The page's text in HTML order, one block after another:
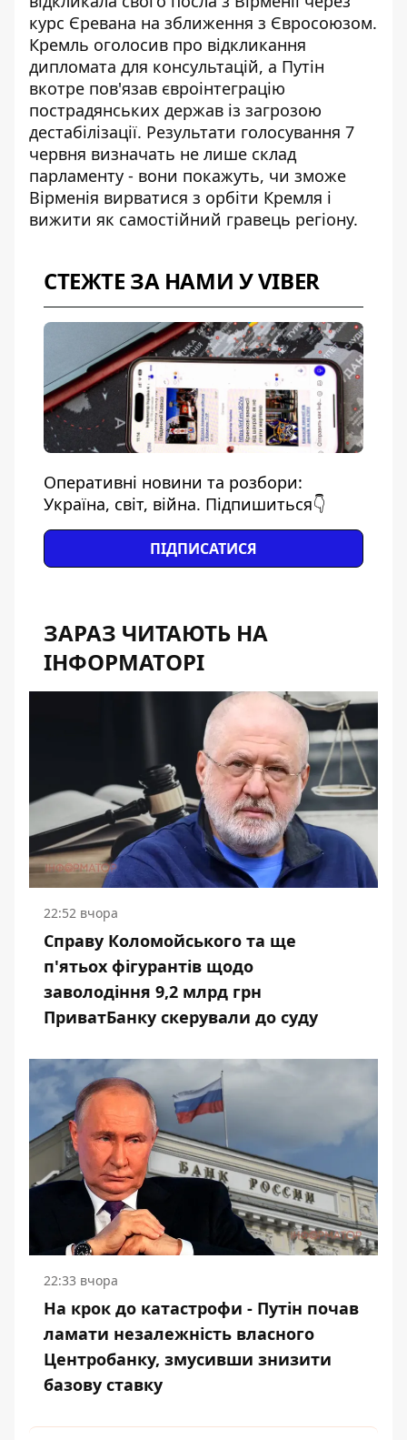
курс Єревана на зближення з Євросоюзом.
Кремль оголосив про відкликання
дипломата для консультацій, а Путін
вкотре пов'язав євроінтеграцію
пострадянських держав із загрозою
дестабілізації. Результати голосування 7
червня визначать не лише склад
парламенту - вони покажуть, чи зможе
Вірменія вирватися з орбіти Кремля і
вижити як самостійний гравець регіону.
СТЕЖТЕ ЗА НАМИ У VIBER
Оперативні новини та розбори:
Україна, світ, війна. Підпишиться👇
ПІДПИСАТИСЯ
ЗАРАЗ ЧИТАЮТЬ НА
ІНФОРМАТОРІ
22:52 вчора
Справу Коломойського та ще
п'ятьох фігурантів щодо
заволодіння 9,2 млрд грн
ПриватБанку скерували до суду
22:33 вчора
На крок до катастрофи - Путін почав
ламати незалежність власного
Центробанку, змусивши знизити
базову ставку